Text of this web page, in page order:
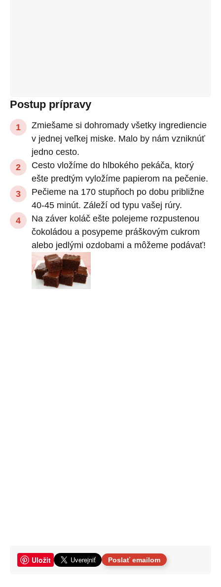
Postup prípravy
Zmiešame si dohromady všetky ingrediencie
v jednej veľkej miske. Malo by nám vzniknúť
jedno cesto.
Cesto vložíme do hlbokého pekáča, ktorý
ešte predtým vyložíme papierom na pečenie.
Pečieme na 170 stupňoch po dobu približne
40-45 minút. Záleží od typu vašej rúry.
Na záver koláč ešte polejeme rozpustenou
čokoládou a posypeme práškovým cukrom
alebo jedlými ozdobami a môžeme podávať!
Uložit Poslať emailom